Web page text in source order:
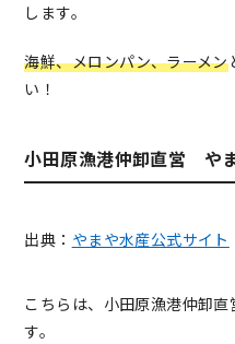
します。
海鮮、メロンパン、ラーメン
い！
小田原漁港仲卸直営 や
出典： やまや水産公式サイト
こちらは、小田原漁港仲卸
す。